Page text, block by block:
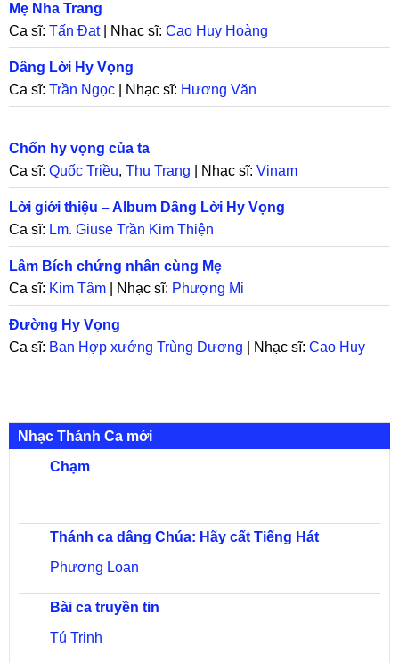
Mẹ Nha Trang
Ca sĩ: Tấn Đạt| Nhạc sĩ: Cao Huy Hoàng
Dâng Lời Hy Vọng
Ca sĩ: Trần Ngọc | Nhạc sĩ: Hương Văn
Chốn hy vọng của ta
Ca sĩ: Quốc Triều, Thu Trang | Nhạc sĩ: Vinam
Lời giới thiệu – Album Dâng Lời Hy Vọng
Ca sĩ: Lm. Giuse Trần Kim Thiện
Lâm Bích chứng nhân cùng Mẹ
Ca sĩ: Kim Tâm | Nhạc sĩ: Phượng Mi
Đường Hy Vọng
Ca sĩ: Ban Hợp xướng Trùng Dương | Nhạc sĩ: Cao Huy
Hoàng
Nhạc Thánh Ca mới
Chạm
Thánh ca dâng Chúa: Hãy cất Tiếng Hát
Phương Loan
Bài ca truyền tin
Tú Trinh